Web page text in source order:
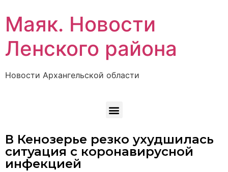
Маяк. Новости
Ленского района
Новости Архангельской области
В Кенозерье резко ухудшилась
ситуация с коронавирусной
инфекцией